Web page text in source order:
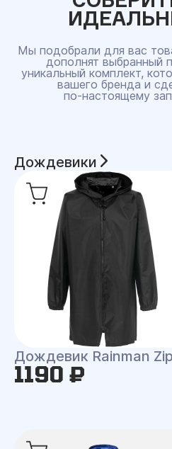
Мы подобрали для вас
дополнят выбранный
уникальный комплект,
вашего бренда и
по‑настоящему
Дождевики
Дождевик Rainman Zip
1190 ₽